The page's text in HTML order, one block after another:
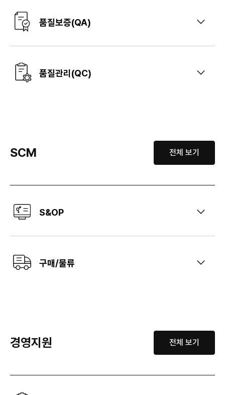
품질보증(QA)
품질관리(QC)
SCM 전체 보기
S&OP
구매/물류
경영지원 전체 보기